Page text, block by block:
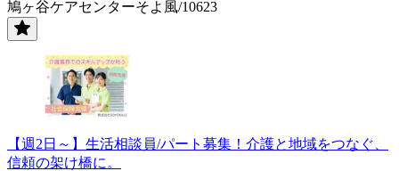
鳩ヶ谷ケアセンターそよ風/10623
【週2日～】生活相談員/パート募集！介護と地域をつなぐ、
信頼の架け橋に。